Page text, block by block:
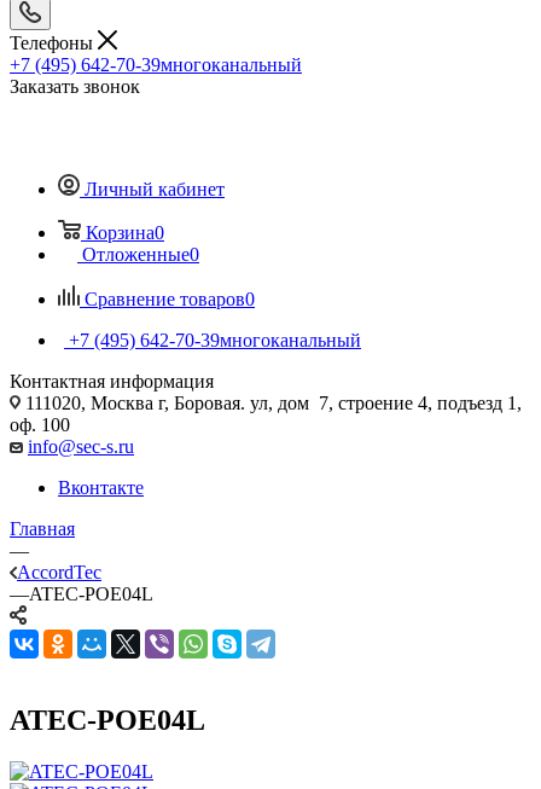
Телефоны
+7 (495) 642-70-39многоканальный
Заказать звонок
Личный кабинет
Корзина0
Отложенные0
Сравнение товаров0
+7 (495) 642-70-39многоканальный
Контактная информация
111020, Москва г, Боровая. ул, дом 7, строение 4, подъезд 1,
оф. 100
info@sec-s.ru
Вконтакте
Главная
—
AccordTec
—ATEC-POE04L
ATEC-POE04L